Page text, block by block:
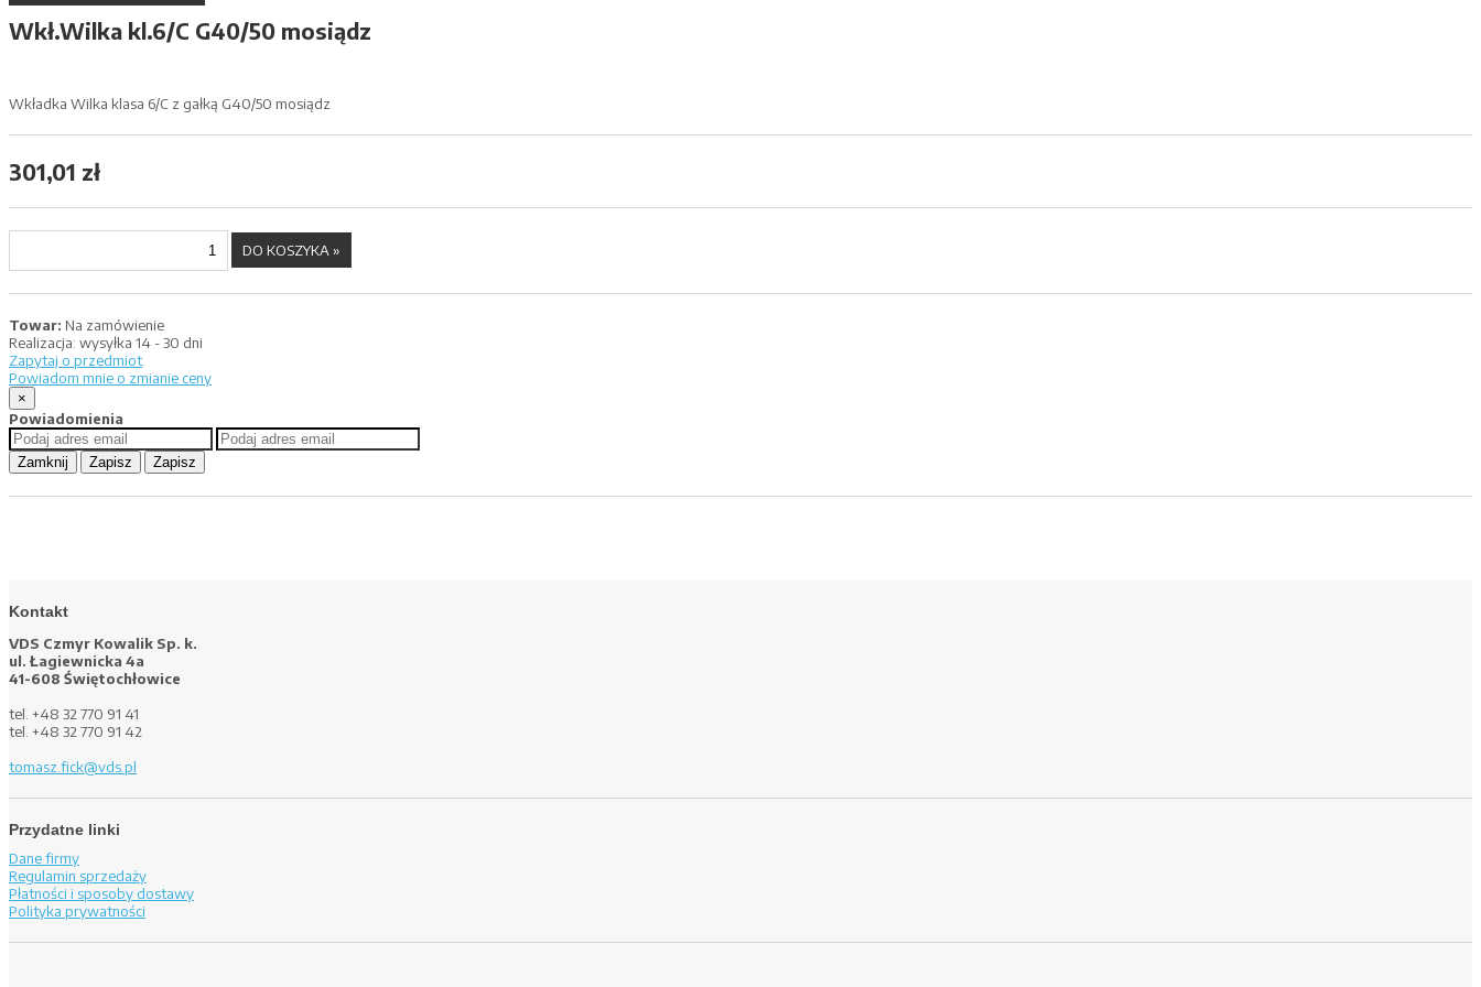
Wkł.Wilka kl.6/C G40/50 mosiądz
Wkładka Wilka klasa 6/C z gałką G40/50 mosiądz
301,01 zł
Towar: Na zamówienie
Realizacja: wysyłka 14 - 30 dni
Zapytaj o przedmiot
Powiadom mnie o zmianie ceny
×
Powiadomienia
Zamknij Zapisz Zapisz
Kontakt
VDS Czmyr Kowalik Sp. k.
ul. Łagiewnicka 4a
41-608 Świętochłowice
tel. +48 32 770 91 41
tel. +48 32 770 91 42
tomasz.fick@vds.pl
Przydatne linki
Dane firmy
Regulamin sprzedaży
Płatności i sposoby dostawy
Polityka prywatności